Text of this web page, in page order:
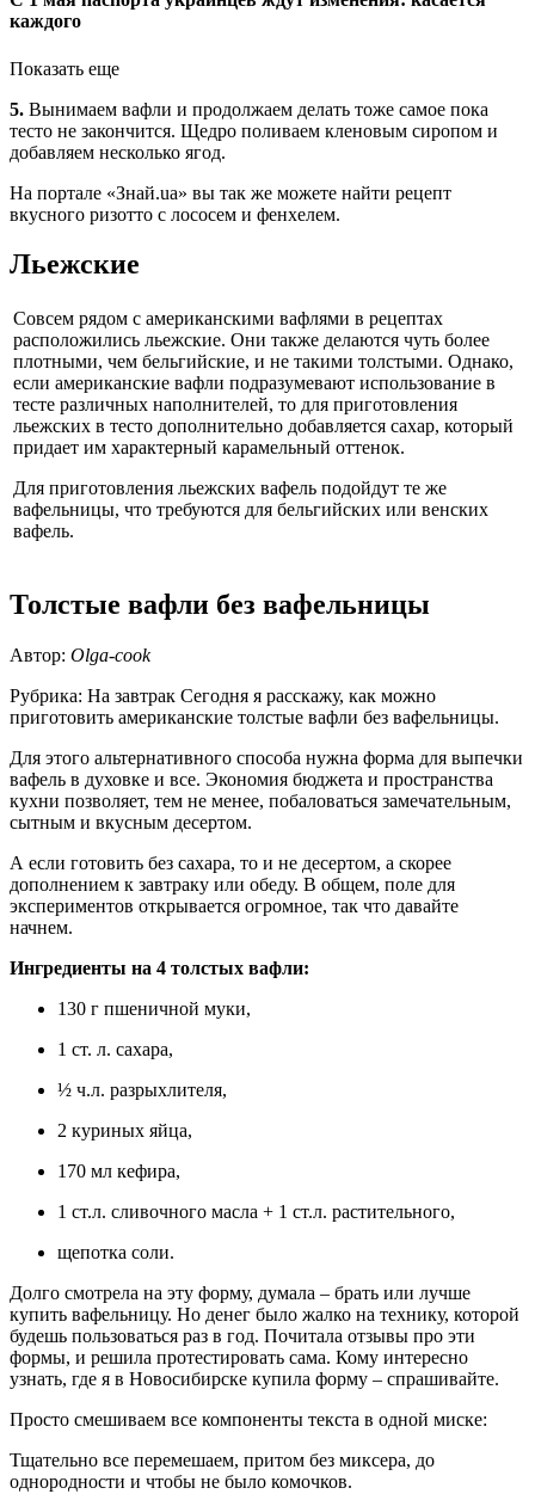
каждого
Показать еще
5. Вынимаем вафли и продолжаем делать тоже самое пока
тесто не закончится. Щедро поливаем кленовым сиропом и
добавляем несколько ягод.
На портале «Знай.ua» вы так же можете найти рецепт
вкусного ризотто с лососем и фенхелем.
Льежские
Совсем рядом с американскими вафлями в рецептах
расположились льежские. Они также делаются чуть более
плотными, чем бельгийские, и не такими толстыми. Однако,
если американские вафли подразумевают использование в
тесте различных наполнителей, то для приготовления
льежских в тесто дополнительно добавляется сахар, который
придает им характерный карамельный оттенок.
Для приготовления льежских вафель подойдут те же
вафельницы, что требуются для бельгийских или венских
вафель.
Толстые вафли без вафельницы
Автор: Olga-cook
Рубрика: На завтрак Сегодня я расскажу, как можно
приготовить американские толстые вафли без вафельницы.
Для этого альтернативного способа нужна форма для выпечки
вафель в духовке и все. Экономия бюджета и пространства
кухни позволяет, тем не менее, побаловаться замечательным,
сытным и вкусным десертом.
А если готовить без сахара, то и не десертом, а скорее
дополнением к завтраку или обеду. В общем, поле для
экспериментов открывается огромное, так что давайте
начнем.
Ингредиенты на 4 толстых вафли:
130 г пшеничной муки,
1 ст. л. сахара,
½ ч.л. разрыхлителя,
2 куриных яйца,
170 мл кефира,
1 ст.л. сливочного масла + 1 ст.л. растительного,
щепотка соли.
Долго смотрела на эту форму, думала – брать или лучше
купить вафельницу. Но денег было жалко на технику, которой
будешь пользоваться раз в год. Почитала отзывы про эти
формы, и решила протестировать сама. Кому интересно
узнать, где я в Новосибирске купила форму – спрашивайте.
Просто смешиваем все компоненты текста в одной миске:
Тщательно все перемешаем, притом без миксера, до
однородности и чтобы не было комочков.